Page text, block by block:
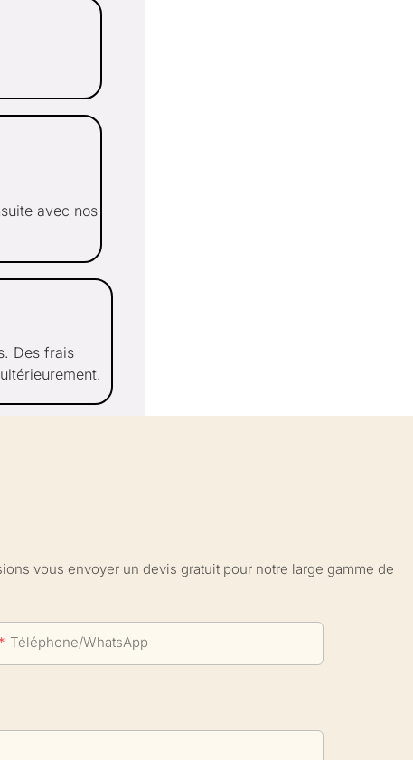
avec nos
Des frais
vous envoyer un devis gratuit pour notre large gamme de
Téléphone/WhatsApp